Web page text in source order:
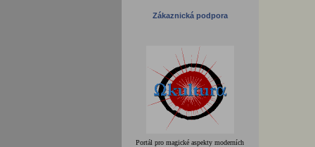
Zákaznická podpora
Portál pro magické aspekty moderních